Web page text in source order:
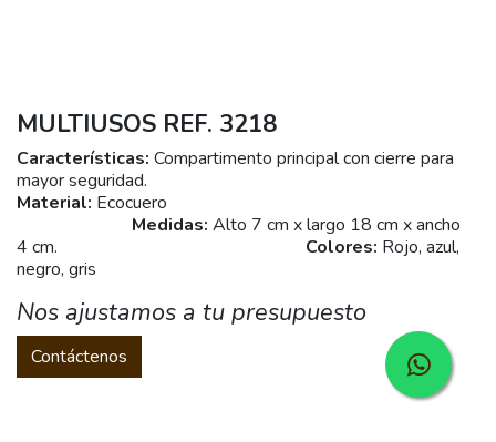
MULTIUSOS REF. 3218
Características: Compartimento principal con cierre para
mayor seguridad.
Material: Ecocuero
Medidas: Alto 7 cm x largo 18 cm x ancho
4 cm. Colores: Rojo, azul,
negro, gris
Nos ajustamos a tu presupuesto
Contáctenos